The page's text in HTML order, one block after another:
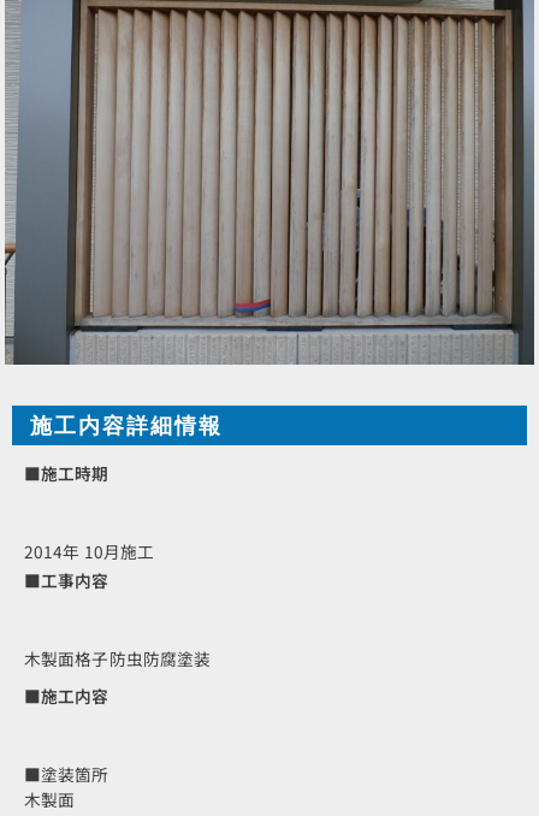
施工内容詳細情報
■施工時期
2014年 10月施工
■工事内容
木製面格子防虫防腐塗装
■施工内容
■塗装箇所
木製面